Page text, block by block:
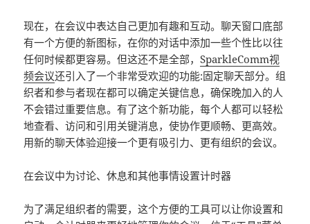
现在，在会议中表达自己更加有趣和互动。聊天窗口底部
有一个方便的新图标，在你的对话中添加一些个性比以往
任何时候都更容易。但这还不是全部，SparkleComm视
频会议还引入了一个非常受欢迎的功能:固定聊天部分。组
织者和参与者现在都可以确定关键信息，确保晚加入的人
不会错过重要信息。有了这个新功能，每个人都可以轻松
地查看、访问和引用关键消息，使协作更顺畅、更高效。
用新的聊天体验迎接一个更有吸引力、更有组织的会议。
在会议中为讨论、休息和其他事情设置计时器
为了满足组织者的需要，这个方便的工具可以让你设置和